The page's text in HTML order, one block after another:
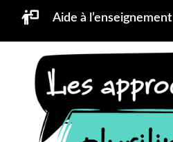
Aller au contenu principal
Aide à l’enseignement